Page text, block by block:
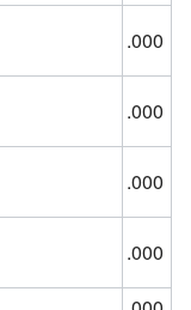
.000
.000
.000
.000